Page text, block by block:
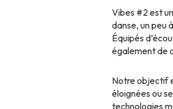
Vibes #2 est
danse, un peu
Équipés
également de
Notre objectif
éloignées ou
technologies